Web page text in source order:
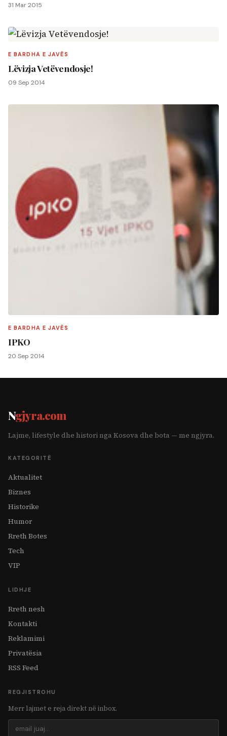
31 Mar 2015
E BARDHA E JAVËS
Lëvizja Vetëvendosje!
09 Sep 2014
E BARDHA E JAVËS
IPKO
20 Sep 2014
Ngjyra.com
Lajme, lifestyle dhe histori nga Kosova dhe bota — me ngjyra.
KATEGORITË
Aktualitet
Biznes
Historike
Humor
Rreth Botes
Tech
VIP
LIDHJE
Rreth nesh
Kontakti
Reklamimi
Privatësia
RSS Feed
REGJISTROHU
Merr lajmet e reja direkt në inbox.